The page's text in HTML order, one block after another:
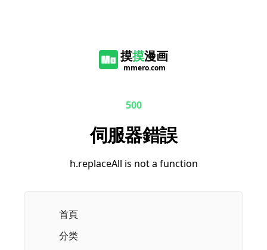
摸摸漫画
mmero.com
500
伺服器錯誤
h.replaceAll is not a function
首頁
Current page:
分类